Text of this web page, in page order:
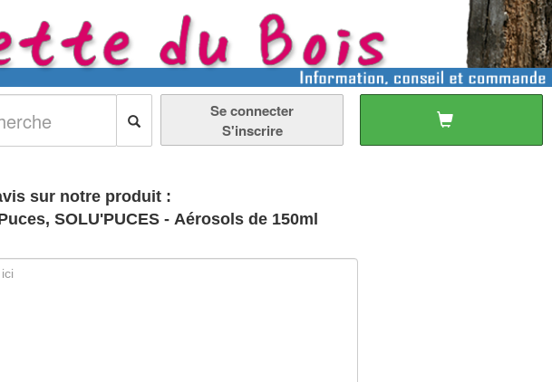
Se connecter
S'inscrire
sur notre produit :
SOLU'PUCES - Aérosols de 150ml